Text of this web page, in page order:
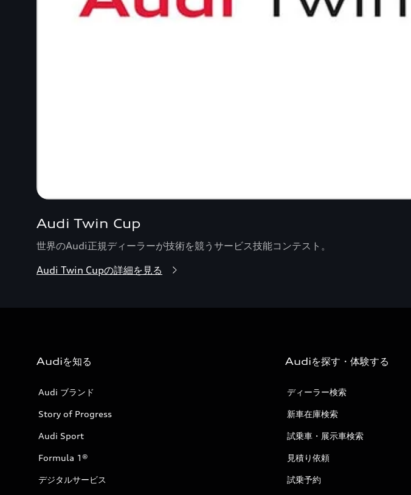
Audi Twin Cup
世界のAudi正規ディーラーが技術を競うサービス技能コンテスト。
Audi Twin Cupの詳細を見る
Audiを知る
Audi ブランド
Story of Progress
Audi Sport
Formula 1®
デジタルサービス
Audiを探す・体験する
ディーラー検索
新車在庫検索
試乗車・展示車検索
見積り依頼
試乗予約